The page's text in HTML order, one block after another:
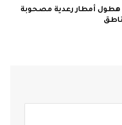
هطول أمطار رعدية مصحوبة